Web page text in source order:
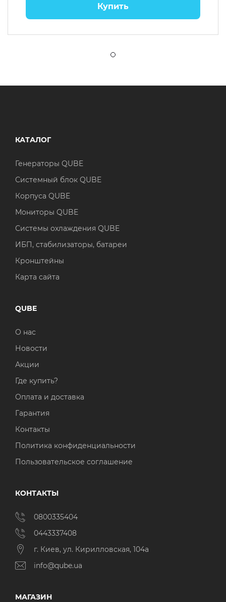
Купить
КАТАЛОГ
Генераторы QUBE
Системный блок QUBE
Корпуса QUBE
Мониторы QUBE
Системы охлаждения QUBE
ИБП, стабилизаторы, батареи
Кронштейны
Карта сайта
QUBE
О нас
Новости
Акции
Где купить?
Оплата и доставка
Гарантия
Контакты
Политика конфиденциальности
Пользовательское соглашение
КОНТАКТЫ
0800335404
0443337408
г. Киев, ул. Кирилловская, 104а
info@qube.ua
МАГАЗИН